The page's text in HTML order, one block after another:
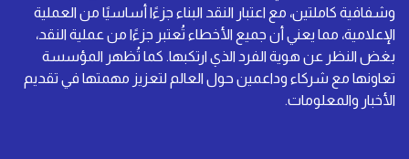
وشفافية كاملتين، مع اعتبار النقد البناء جزءًا أساسيًا من العملية
الإعلامية، مما يعني أن جميع الأخطاء تُعتبر جزءًا من عملية النقد،
بغض النظر عن هوية الفرد الذي ارتكبها. كما تُظهر المؤسسة
تعاونها مع شركاء وداعمين حول العالم لتعزيز مهمتها في تقديم
الأخبار والمعلومات.